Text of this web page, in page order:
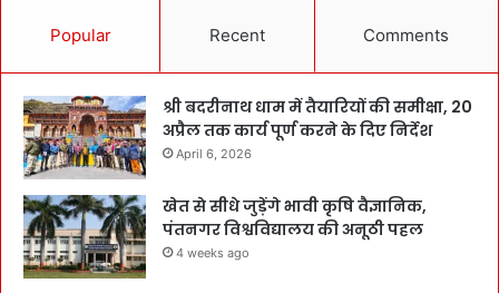
Popular Recent Comments
श्री बदरीनाथ धाम में तैयारियों की समीक्षा, 20
अप्रैल तक कार्य पूर्ण करने के दिए निर्देश
April 6, 2026
खेत से सीधे जुड़ेंगे भावी कृषि वैज्ञानिक,
पंतनगर विश्वविद्यालय की अनूठी पहल
4 weeks ago